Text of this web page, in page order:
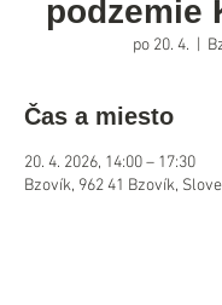
podzemie
po 20. 4.
Čas a miesto
20. 4. 2026, 14:00 – 17:30
Bzovík, 962 41 Bzovík,